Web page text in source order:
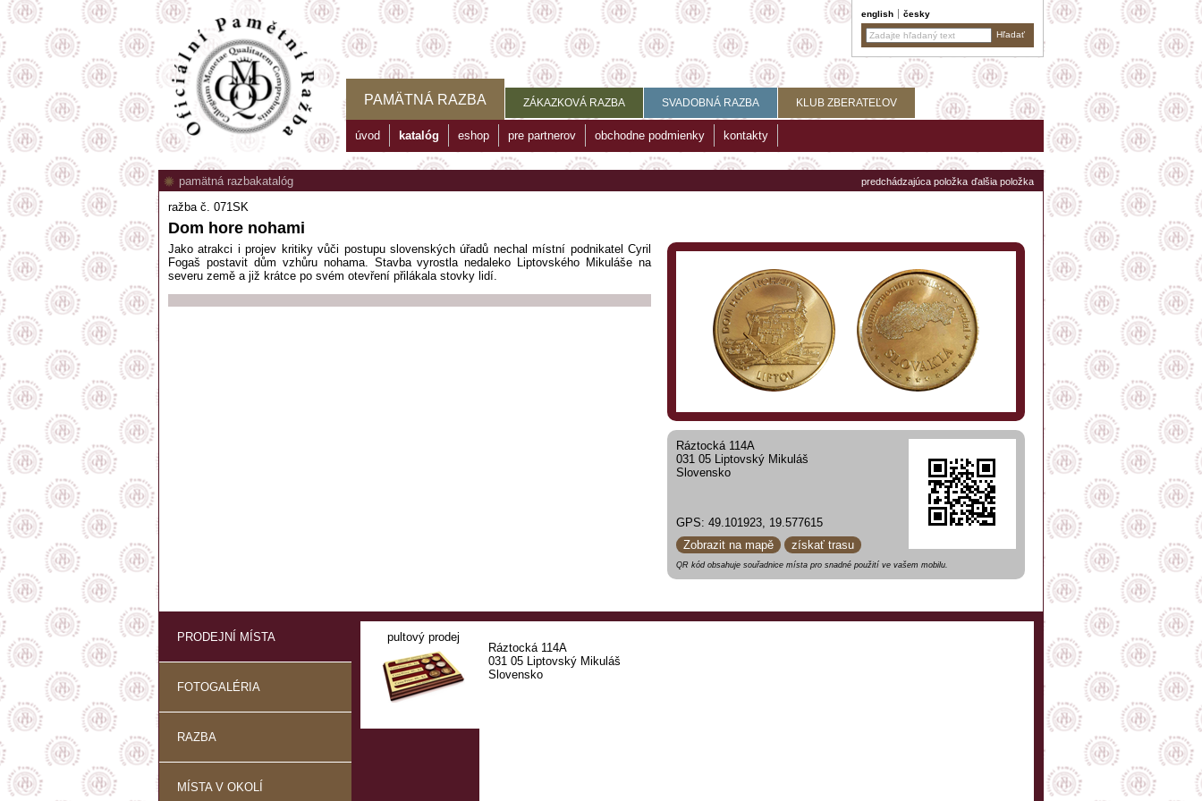
english česky
PAMÄTNÁ RAZBA ZÁKAZKOVÁ RAZBA SVADOBNÁ RAZBA KLUB ZBERATEĽOV
úvod katalóg eshop pre partnerov obchodne podmienky kontakty
predchádzajúca položka ďalšia položka
pamätná razbakatalóg
ražba č. 071SK
Dom hore nohami
Ráztocká 114A
031 05 Liptovský Mikuláš
Slovensko
GPS: 49.101923, 19.577615
Zobrazit na mapě
získať trasu
QR kód obsahuje souřadnice místa pro snadné použití ve vašem mobilu.
Jako atrakci i projev kritiky vůči postupu slovenských úřadů nechal místní podnikatel Cyril
Fogaš postavit dům vzhůru nohama. Stavba vyrostla nedaleko Liptovského Mikuláše na
severu země a již krátce po svém otevření přilákala stovky lidí.
PRODEJNÍ MÍSTA
FOTOGALÉRIA
RAZBA
MÍSTA V OKOLÍ
pultový prodej
Ráztocká 114A
031 05 Liptovský Mikuláš
Slovensko